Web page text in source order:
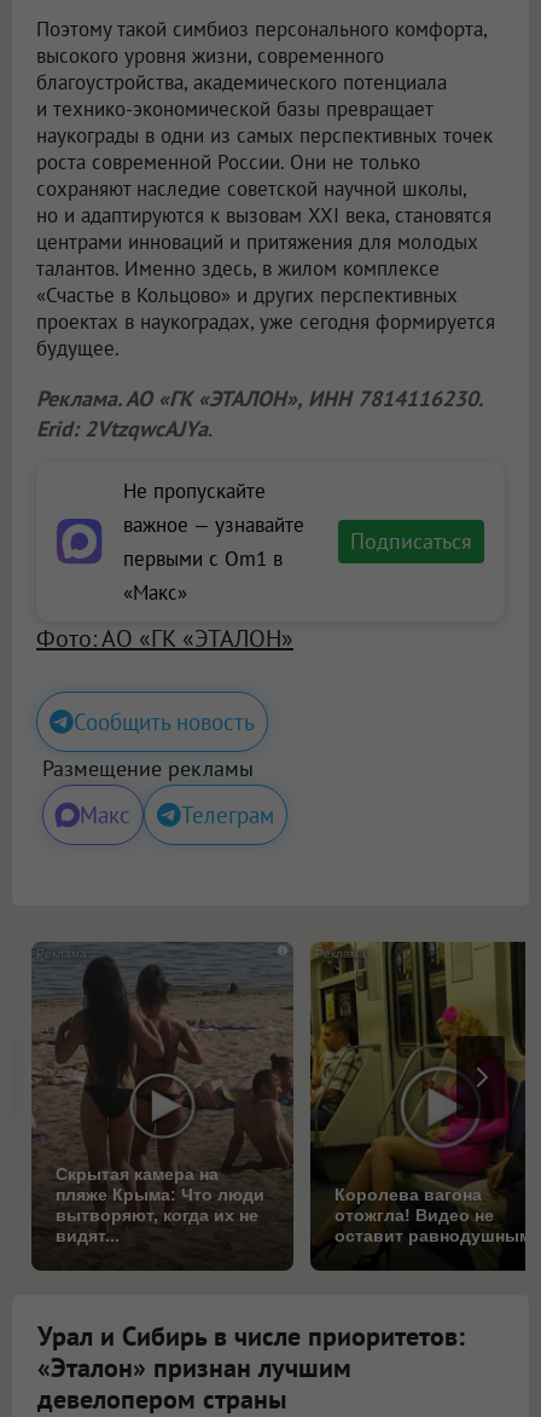
Поэтому такой симбиоз персонального комфорта,
высокого уровня жизни, современного
благоустройства, академического потенциала
и технико-экономической базы превращает
наукограды в одни из самых перспективных точек
роста современной России. Они не только
сохраняют наследие советской научной школы,
но и адаптируются к вызовам XXI века, становятся
центрами инноваций и притяжения для молодых
талантов. Именно здесь, в жилом комплексе
«Счастье в Кольцово» и других перспективных
проектах в наукоградах, уже сегодня формируется
будущее.
Реклама. АО «ГК «ЭТАЛОН», ИНН 7814116230.
Erid: 2VtzqwcAJYa.
Не пропускайте
важное — узнавайте
первыми с Om1 в
«Макс»
Подписаться
Фото: АО «ГК «ЭТАЛОН»
Сообщить новость
Размещение рекламы
Макс Телеграм
i
Скрытая камера на
пляже Крыма: Что люди
вытворяют, когда их не
видят...
Королева вагона
отожгла! Видео не
оставит равнодушным
Урал и Сибирь в числе приоритетов:
«Эталон» признан лучшим
девелопером страны